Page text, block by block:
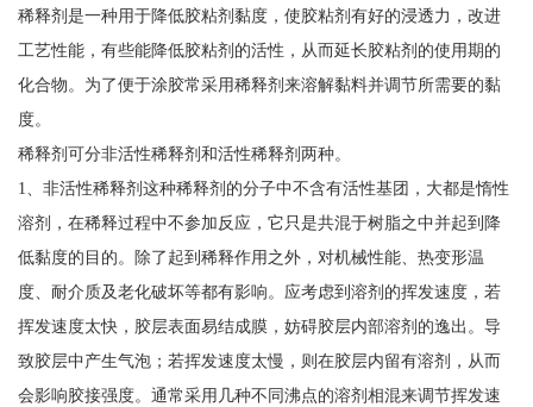
稀释剂是一种用于降低胶粘剂黏度，使胶粘剂有好的浸透力，改进
工艺性能，有些能降低胶粘剂的活性，从而延长胶粘剂的使用期的
化合物。为了便于涂胶常采用稀释剂来溶解黏料并调节所需要的黏
度。
稀释剂可分非活性稀释剂和活性稀释剂两种。
1、非活性稀释剂这种稀释剂的分子中不含有活性基团，大都是惰性
溶剂，在稀释过程中不参加反应，它只是共混于树脂之中并起到降
低黏度的目的。除了起到稀释作用之外，对机械性能、热变形温
度、耐介质及老化破坏等都有影响。应考虑到溶剂的挥发速度，若
挥发速度太快，胶层表面易结成膜，妨碍胶层内部溶剂的逸出。导
致胶层中产生气泡；若挥发速度太慢，则在胶层内留有溶剂，从而
会影响胶接强度。通常采用几种不同沸点的溶剂相混来调节挥发速